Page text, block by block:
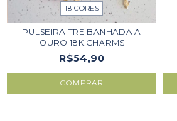
18 CORES
PULSEIRA TRE BANHADA A
OURO 18K CHARMS
R$54,90
COMPRAR